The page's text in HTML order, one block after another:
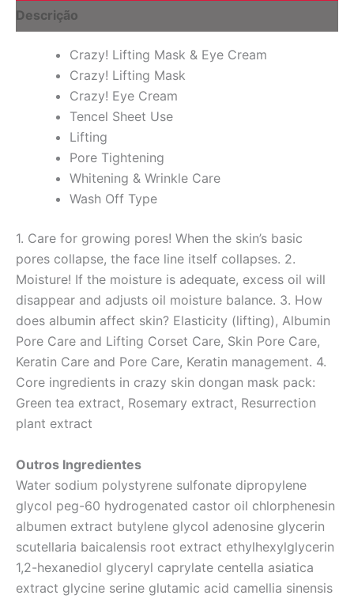
5
Sheet
Descrição
Crazy! Lifting Mask & Eye Cream
Crazy! Lifting Mask
Crazy! Eye Cream
Tencel Sheet Use
Lifting
Pore Tightening
Whitening & Wrinkle Care
Wash Off Type
1. Care for growing pores! When the skin’s basic
pores collapse, the face line itself collapses. 2.
Moisture! If the moisture is adequate, excess oil will
disappear and adjusts oil moisture balance. 3. How
does albumin affect skin? Elasticity (lifting), Albumin
Pore Care and Lifting Corset Care, Skin Pore Care,
Keratin Care and Pore Care, Keratin management. 4.
Core ingredients in crazy skin dongan mask pack:
Green tea extract, Rosemary extract, Resurrection
plant extract
Outros Ingredientes
Water sodium polystyrene sulfonate dipropylene
glycol peg-60 hydrogenated castor oil chlorphenesin
albumen extract butylene glycol adenosine glycerin
scutellaria baicalensis root extract ethylhexylglycerin
1,2-hexanediol glyceryl caprylate centella asiatica
extract glycine serine glutamic acid camellia sinensis